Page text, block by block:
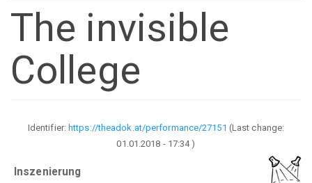
The invisible
College
Identifier:https://theadok.at/performance/27151 (Last change:
01.01.2018 - 17:34)
Inszenierung